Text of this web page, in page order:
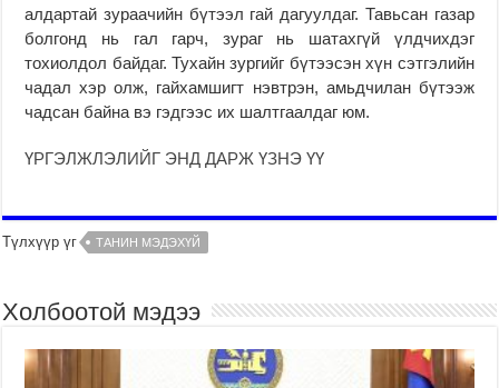
алдартай зураачийн бүтээл гай дагуулдаг. Тавьсан газар
болгонд нь гал гарч, зураг нь шатахгүй үлдчихдэг
тохиолдол байдаг. Тухайн зургийг бүтээсэн хүн сэтгэлийн
чадал хэр олж, гайхамшигт нэвтрэн, амьдчилан бүтээж
чадсан байна вэ гэдгээс их шалтгаалдаг юм.
ҮРГЭЛЖЛЭЛИЙГ ЭНД ДАРЖ ҮЗНЭ ҮҮ
Түлхүүр үг ТАНИН МЭДЭХҮЙ
Холбоотой мэдээ